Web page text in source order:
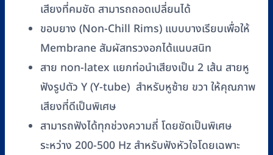
เสียงที่คมชัด สามารถถอดเปลี่ยนได้
ขอบยาง (Non-Chill Rims) แบบบางเรียบเพื่อให้
Membrane สัมผัสทรวงอกได้แนบสนิท
สาย non-latex แยกท่อนำเสียงเป็น 2 เส้น สายหู
ฟังรูปตัว Y (Y-tube) สำหรับหูซ้าย ขวา ให้คุณภาพ
เสียงที่ดีเป็นพิเศษ
สามารถฟังได้ทุกช่วงความถี่ โดยชัดเป็นพิเศษ
ระหว่าง 200-500 Hz สำหรับฟังหัวใจโดยเฉพาะ